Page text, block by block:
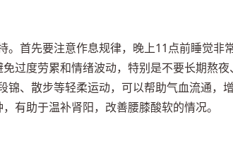
。首先要注意作息规律，晚上11点前睡觉非
过度劳累和情绪波动，特别是不要长期熬夜
锦、散步等轻柔运动，可以帮助气血流通，
有助于温补肾阳，改善腰膝酸软的情况。